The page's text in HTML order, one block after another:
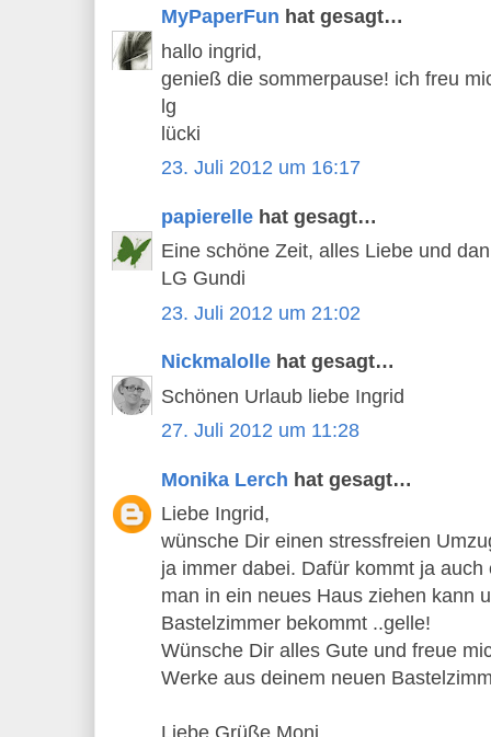
MyPaperFun hat gesagt…
hallo ingrid,
genieß die sommerpause! ich freu
lg
lücki
23. Juli 2012 um 16:17
papierelle hat gesagt…
Eine schöne Zeit, alles Liebe und
LG Gundi
23. Juli 2012 um 21:02
Nickmalolle hat gesagt…
Schönen Urlaub liebe Ingrid
27. Juli 2012 um 11:28
Monika Lerch hat gesagt…
Liebe Ingrid,
wünsche Dir einen stressfreien
ja immer dabei. Dafür kommt ja
man in ein neues Haus ziehen kann
Bastelzimmer bekommt ..gelle!
Wünsche Dir alles Gute und freue
Werke aus deinem neuen